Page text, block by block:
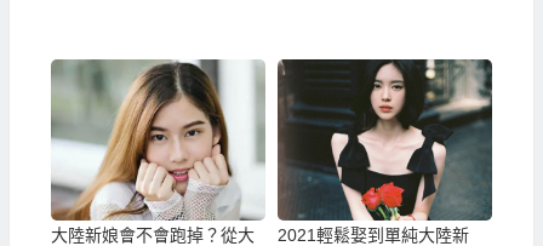
大陸新娘會不會跑掉？從大
2021輕鬆娶到單純大陸新